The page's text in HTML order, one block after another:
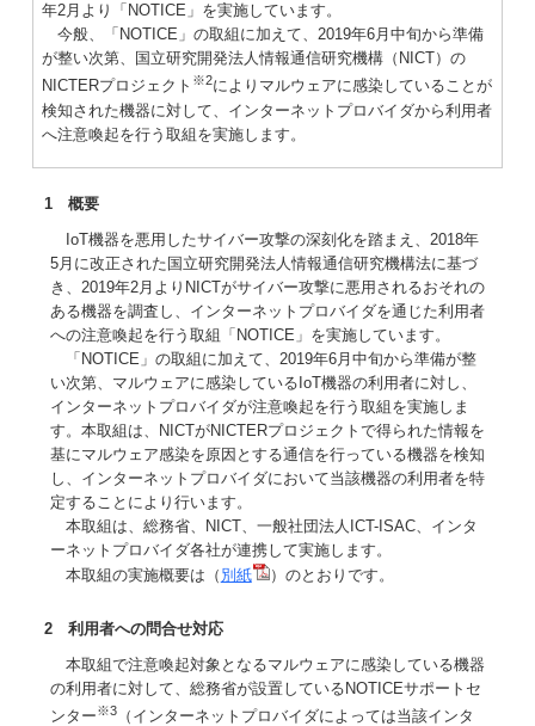
年2月より「NOTICE」を実施しています。
今般、「NOTICE」の取組に加えて、2019年6月中旬から準備
が整い次第、国立研究開発法人情報通信研究機構（NICT）の
NICTERプロジェクト ※2によりマルウェアに感染していることが
検知された機器に対して、インターネットプロバイダから利用者
へ注意喚起を行う取組を実施します。
1 概要
IoT機器を悪用したサイバー攻撃の深刻化を踏まえ、2018年
5月に改正された国立研究開発法人情報通信研究機構法に基づ
き、2019年2月よりNICTがサイバー攻撃に悪用されるおそれの
ある機器を調査し、インターネットプロバイダを通じた利用者
への注意喚起を行う取組「NOTICE」を実施しています。
「NOTICE」の取組に加えて、2019年6月中旬から準備が整
い次第、マルウェアに感染しているIoT機器の利用者に対し、
インターネットプロバイダが注意喚起を行う取組を実施しま
す。本取組は、NICTがNICTERプロジェクトで得られた情報を
基にマルウェア感染を原因とする通信を行っている機器を検知
し、インターネットプロバイダにおいて当該機器の利用者を特
定することにより行います。
本取組は、総務省、NICT、一般社団法人ICT-ISAC、インタ
ーネットプロバイダ各社が連携して実施します。
本取組の実施概要は（ 別紙 ）のとおりです。
2 利用者への問合せ対応
本取組で注意喚起対象となるマルウェアに感染している機器
の利用者に対して、総務省が設置しているNOTICEサポートセ
ンター※3（インターネットプロバイダによっては当該インタ